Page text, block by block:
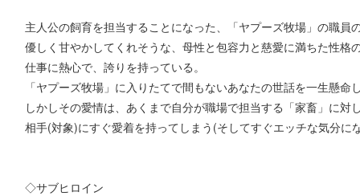
主人公の飼育を担当することになった、「ヤプーズ牧場」の職員
優しく甘やかしてくれそうな、母性と包容力と慈愛に満ちた性格
仕事に熱心で、誇りを持っている。
「ヤプーズ牧場」に入りたてで間もないあなたの世話を一生懸命
しかしその愛情は、あくまで自分が職場で担当する「家畜」に対
相手(対象)にすぐ愛着を持ってしまう(そしてすぐエッチな気分
◇サブヒロイン